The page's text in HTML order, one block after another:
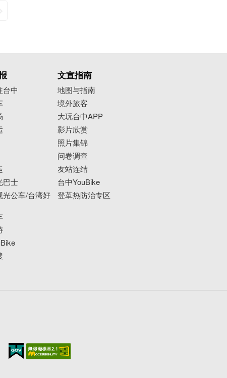
台中
巴士
光公车/台湾好
文宣指南
地图与指南
境外旅客
大玩台中APP
影片欣赏
照片集锦
问卷调查
友站连结
台中YouBike
登革热防治专区